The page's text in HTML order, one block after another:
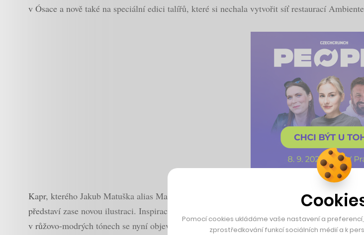
v Ósace a nově také na speciální edici talířů, které si nechala vytvořit síť restaurací
Kapr, kterého Jakub Matuška alias Masker už před dvěma lety vytvořil, zdobí dárkové
představí zase novou ilustraci. Inspirace má přitom původ v rybaření. Masker v roce 2023
v růžovo-modrých tónech se nyní objeví také na talířích, z nichž kus vyjde na 12 a půl tisíce
Pomocí cookies ukládáme vaše nastavení a
zprostředkování funkcí sociálních médií a k